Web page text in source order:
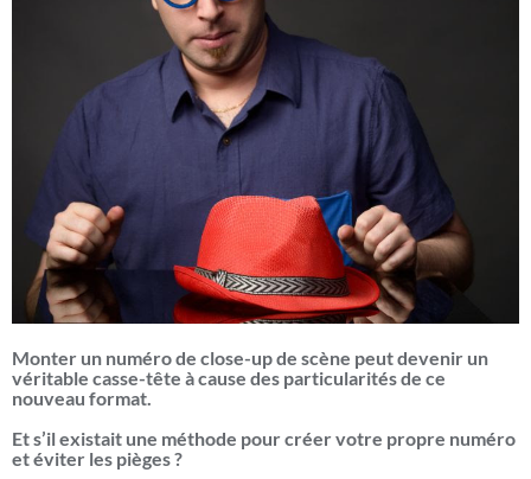
Monter un numéro de close-up de scène peut devenir un
véritable casse-tête à cause des particularités de ce
nouveau format.
Et s’il existait une méthode pour créer votre propre numéro
et éviter les pièges ?